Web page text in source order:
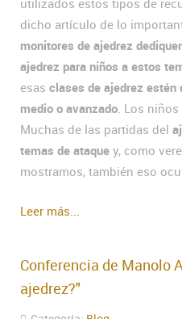
utilizados estos tipos de
dicho artículo de lo
monitores de ajedrez
ajedrez para niños a estos
esas clases de ajedrez estén
medio o avanzado. Los niños
Muchas de las partidas del
temas de ataque y, como
mostramos, también eso
Leer más...
Conferencia de Manolo
ajedrez?"